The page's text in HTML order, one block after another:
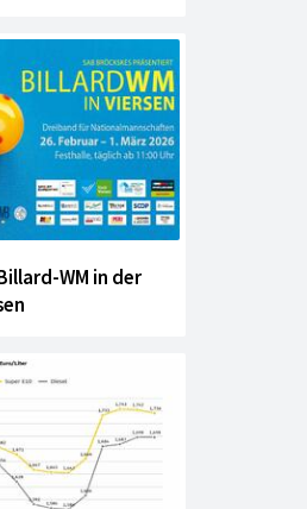
WM in der